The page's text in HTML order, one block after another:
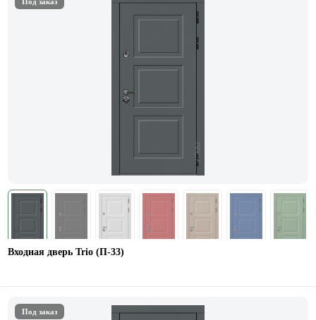
Входная дверь Trio (П-33)
Под заказ